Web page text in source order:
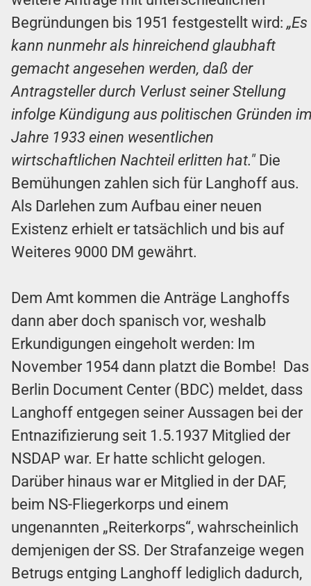
Begründungen bis 1951 festgestellt wird: „Es
kann nunmehr als hinreichend glaubhaft
gemacht angesehen werden, daß der
Antragsteller durch Verlust seiner Stellung
infolge Kündigung aus politischen Gründen
Jahre 1933 einen wesentlichen
wirtschaftlichen Nachteil erlitten hat." Die
Bemühungen zahlen sich für Langhoff aus.
Als Darlehen zum Aufbau einer neuen
Existenz erhielt er tatsächlich und bis auf
Weiteres 9000 DM gewährt.
Dem Amt kommen die Anträge Langhoffs
dann aber doch spanisch vor, weshalb
Erkundigungen eingeholt werden: Im
November 1954 dann platzt die Bombe! Das
Berlin Document Center (BDC) meldet, dass
Langhoff entgegen seiner Aussagen bei der
Entnazifizierung seit 1.5.1937 Mitglied der
NSDAP war. Er hatte schlicht gelogen.
Darüber hinaus war er Mitglied in der DAF,
beim NS-Fliegerkorps und einem
ungenannten „Reiterkorps“, wahrscheinlich
demjenigen der SS. Der Strafanzeige wegen
Betrugs entging Langhoff lediglich dadurch,